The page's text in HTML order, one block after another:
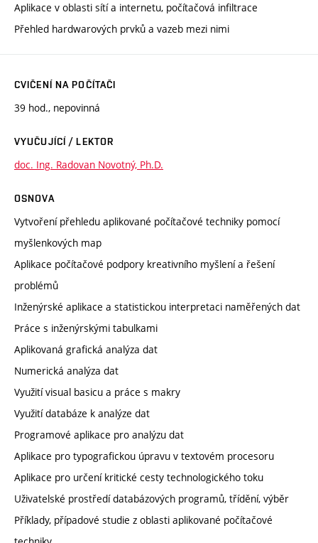
Aplikace v oblasti sítí a internetu, počítačová infiltrace
Přehled hardwarových prvků a vazeb mezi nimi
CVIČENÍ NA POČÍTAČI
39 hod., nepovinná
VYUČUJÍCÍ / LEKTOR
doc. Ing. Radovan Novotný, Ph.D.
OSNOVA
Vytvoření přehledu aplikované počítačové techniky pomocí
myšlenkových map
Aplikace počítačové podpory kreativního myšlení a řešení
problémů
Inženýrské aplikace a statistickou interpretaci naměřených dat
Práce s inženýrskými tabulkami
Aplikovaná grafická analýza dat
Numerická analýza dat
Využití visual basicu a práce s makry
Využití databáze k analýze dat
Programové aplikace pro analýzu dat
Aplikace pro typografickou úpravu v textovém procesoru
Aplikace pro určení kritické cesty technologického toku
Uživatelské prostředí databázových programů, třídění, výběr
Příklady, případové studie z oblasti aplikované počítačové